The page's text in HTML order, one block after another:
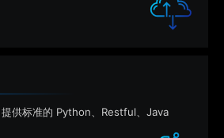
供标准的 Python、Restful、Java